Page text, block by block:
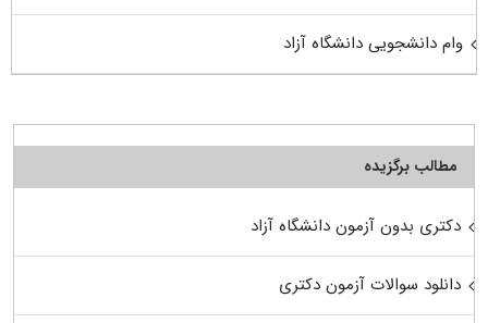
وام دانشجویی دانشگاه آزاد
مطالب برگزیده
دکتری بدون آزمون دانشگاه آزاد
دانلود سوالات آزمون دکتری